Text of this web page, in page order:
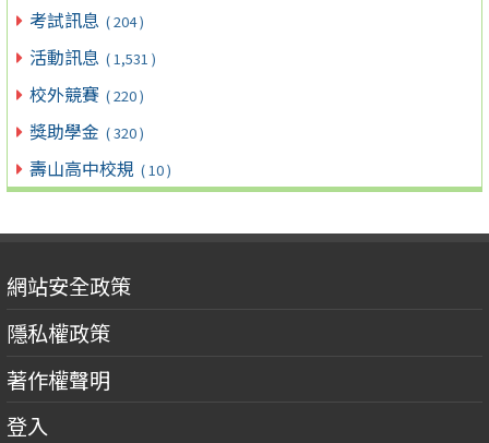
考試訊息 ( 204 )
活動訊息 ( 1,531 )
校外競賽 ( 220 )
獎助學金 ( 320 )
壽山高中校規 ( 10 )
網站安全政策
隱私權政策
著作權聲明
登入